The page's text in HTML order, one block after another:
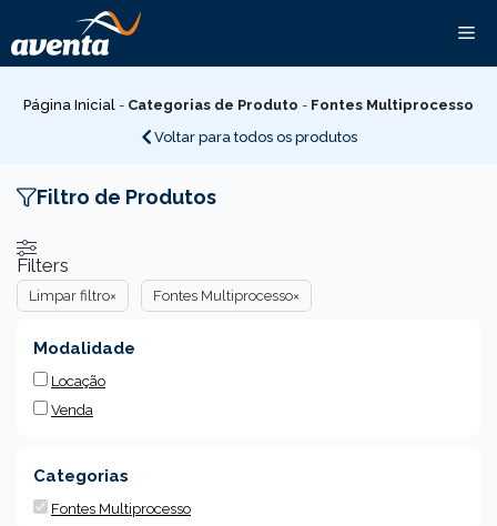
para
o
conteúdo
Página Inicial - Categorias de Produto - Fontes Multiprocesso
Voltar para todos os produtos
Filtro de Produtos
Filters
Limpar filtro× Fontes Multiprocesso×
Modalidade
Locação
Venda
Categorias
Fontes Multiprocesso